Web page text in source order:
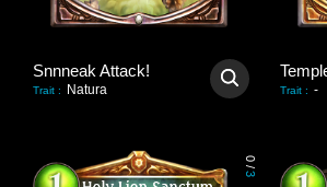
Snnneak Attack!
Trait : Natura Trait : -
0
/
3